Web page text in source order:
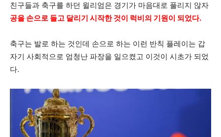
친구들과 축구를 하던 윌리엄은 경기가 마음대로 풀리지 않자
공을 손으로 들고 달리기 시작한 것이 럭비의 기원이 되었다.
축구는 발로 하는 것인데 손으로 하는 이런 반칙 플레이는 갑
자기 사회적으로 엄청난 파장을 일으켰고 이것이 시초가 되었
다.